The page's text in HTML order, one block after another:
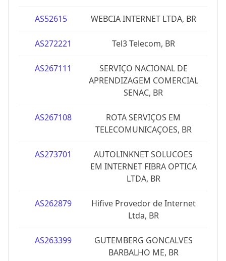
AS52615 WEBCIA INTERNET LTDA, BR
AS272221 Tel3 Telecom, BR
AS267111
SERVIÇO NACIONAL DE
APRENDIZAGEM COMERCIAL
SENAC, BR
AS267108
ROTA SERVIÇOS EM
TELECOMUNICAÇOES, BR
AS273701
AUTOLINKNET SOLUCOES
EM INTERNET FIBRA OPTICA
LTDA, BR
AS262879
Hifive Provedor de Internet
Ltda, BR
AS263399
GUTEMBERG GONCALVES
BARBALHO ME, BR